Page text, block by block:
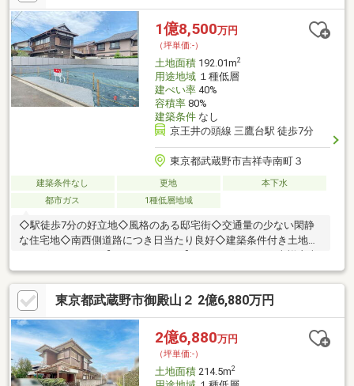
1億8,500万円
（坪単価:-）
土地面積192.01m2
用途地域１種低層
建ぺい率40%
容積率80%
建築条件なし
京王井の頭線 三鷹台駅 徒歩7分
東京都武蔵野市吉祥寺南町３
建築条件なし 更地
本下水
都市ガス
1種低層地域
◇駅徒歩7分の好立地◇風格のある邸宅街◇交通量の少ない閑静
な住宅地◇南西側道路につき日当たり良好◇建築条件付き土地で
町４丁目店：約480ｍ・セブンイレブン吉祥寺立教通り店：約410
ｍ・マツモトキヨシ三鷹台駅前店：約520ｍ・日本調剤三鷹台薬
局：約510ｍ・武蔵野市立第三小学校：約1，100ｍ・武蔵野市立
第三中学校：約1，300ｍ
東京都武蔵野市御殿山２ 2億6,880万円
2億6,880万円
（坪単価:-）
土地面積214.5m2